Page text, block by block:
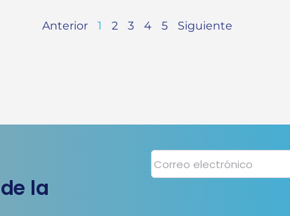
Anterior 1 2 3 4 5 Siguiente
la